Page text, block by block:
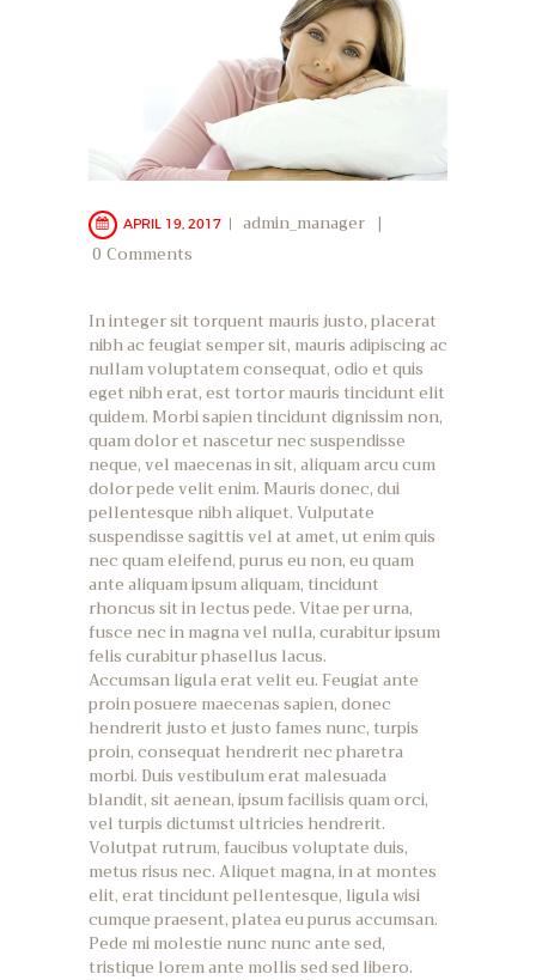
APRIL 19, 2017
admin_manager
0 Comments
In integer sit torquent mauris justo, placerat
nibh ac feugiat semper sit, mauris adipiscing ac
nullam voluptatem consequat, odio et quis
eget nibh erat, est tortor mauris tincidunt elit
quidem. Morbi sapien tincidunt dignissim non,
quam dolor et nascetur nec suspendisse
neque, vel maecenas in sit, aliquam arcu cum
dolor pede velit enim. Mauris donec, dui
pellentesque nibh aliquet. Vulputate
suspendisse sagittis vel at amet, ut enim quis
nec quam eleifend, purus eu non, eu quam
ante aliquam ipsum aliquam, tincidunt
rhoncus sit in lectus pede. Vitae per urna,
fusce nec in magna vel nulla, curabitur ipsum
felis curabitur phasellus lacus.
Accumsan ligula erat velit eu. Feugiat ante
proin posuere maecenas sapien, donec
hendrerit justo et justo fames nunc, turpis
proin, consequat hendrerit nec pharetra
morbi. Duis vestibulum erat malesuada
blandit, sit aenean, ipsum facilisis quam orci,
vel turpis dictumst ultricies hendrerit.
Volutpat rutrum, faucibus voluptate duis,
metus risus nec. Aliquet magna, in at montes
elit, erat tincidunt pellentesque, ligula wisi
cumque praesent, platea eu purus accumsan.
Pede mi molestie nunc nunc ante sed,
tristique lorem ante mollis sed sed libero.